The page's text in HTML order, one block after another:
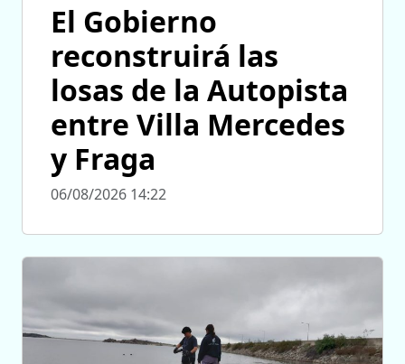
El Gobierno
reconstruirá las
losas de la Autopista
entre Villa Mercedes
y Fraga
06/08/2026 14:22